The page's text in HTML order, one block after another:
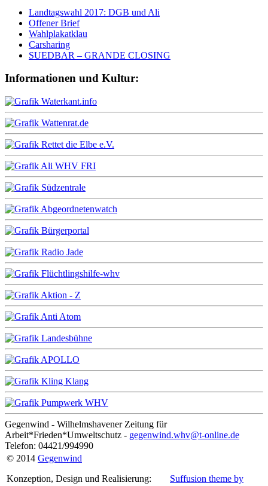
Landtagswahl 2017: DGB und Ali
Offener Brief
Wahlplakatklau
Carsharing
SUEDBAR – GRANDE CLOSING
Informationen und Kultur:
Gegenwind - Wilhelmshavener Zeitung für
Arbeit*Frieden*Umweltschutz - gegenwind.whv@t-online.de
Telefon: 04421/994990
© 2014 Gegenwind
Konzeption, Design und Realisierung:
Suffusion theme by